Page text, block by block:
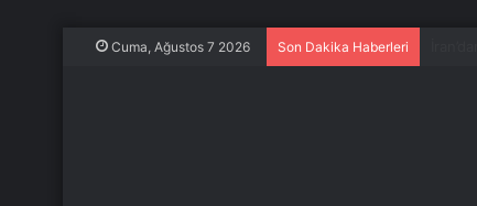
Cuma, Ağustos 7 2026 Son Dakika Haberleri